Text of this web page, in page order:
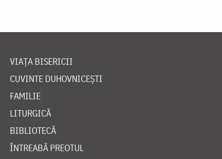
VIAȚA BISERICII
CUVINTE DUHOVNICEȘTI
FAMILIE
LITURGICĂ
BIBLIOTECĂ
ÎNTREABĂ PREOTUL